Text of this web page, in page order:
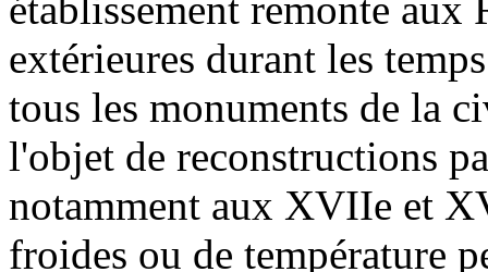
extérieures durant les
tous les monuments de la
l'objet de reconstructions
notamment aux XVIIe et
froides ou de température